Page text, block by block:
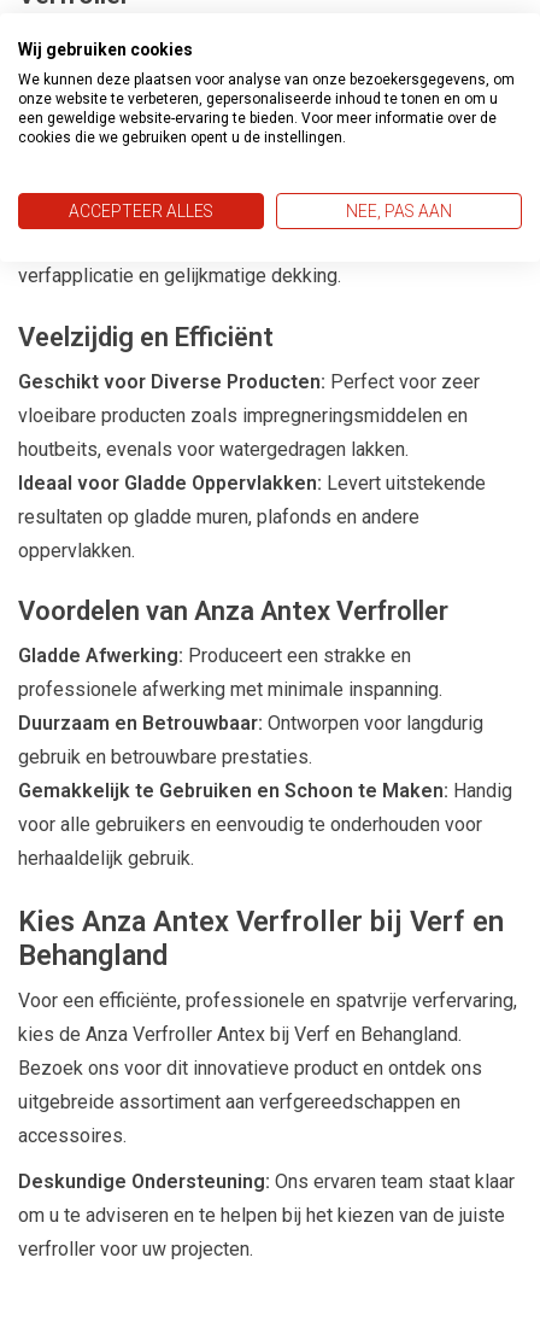
Microvezel Roller:
roller speciaal voor verf op waterbasis. Door de dunne
vachtdikte (8 mm maar) krijg je altijd een mooi glad
resultaat.
verven, voor een schone en nette werkomgeving.
verfapplicatie en gelijkmatige dekking.
Veelzijdig en Efficiënt
Geschikt voor Diverse Producten: Perfect voor zeer
vloeibare producten zoals impregneringsmiddelen en
houtbeits, evenals voor watergedragen lakken.
Ideaal voor Gladde Oppervlakken: Levert uitstekende
resultaten op gladde muren, plafonds en andere
oppervlakken.
Voordelen van Anza Antex Verfroller
Gladde Afwerking: Produceert een strakke en
professionele afwerking met minimale inspanning.
Duurzaam en Betrouwbaar: Ontworpen voor langdurig
gebruik en betrouwbare prestaties.
Gemakkelijk te Gebruiken en Schoon te Maken: Handig
voor alle gebruikers en eenvoudig te onderhouden voor
herhaaldelijk gebruik.
Kies Anza Antex Verfroller bij Verf en
Behangland
Voor een efficiënte, professionele en spatvrije verfervaring,
kies de Anza Verfroller Antex bij Verf en Behangland.
Bezoek ons voor dit innovatieve product en ontdek ons
uitgebreide assortiment aan verfgereedschappen en
accessoires.
Deskundige Ondersteuning: Ons ervaren team staat klaar
om u te adviseren en te helpen bij het kiezen van de juiste
verfroller voor uw projecten.
Wij gebruiken cookies
We kunnen deze plaatsen voor analyse van onze bezoekersgegevens, om
onze website te verbeteren, gepersonaliseerde inhoud te tonen en om u
een geweldige website-ervaring te bieden. Voor meer informatie over de
cookies die we gebruiken opent u de instellingen.
ACCEPTEER ALLES NEE, PAS AAN